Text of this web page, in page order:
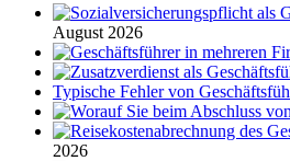
August 2026
Typische Fehler von
2026